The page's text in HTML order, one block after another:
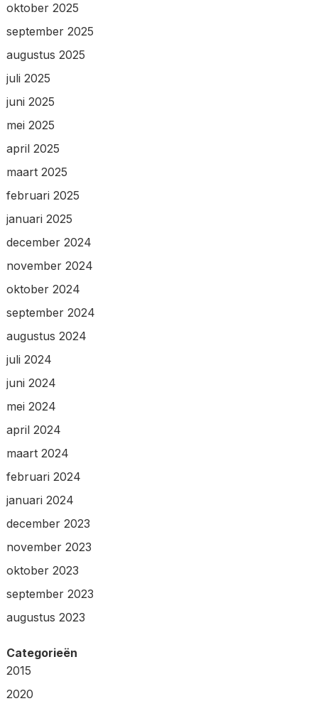
oktober 2025
september 2025
augustus 2025
juli 2025
juni 2025
mei 2025
april 2025
maart 2025
februari 2025
januari 2025
december 2024
november 2024
oktober 2024
september 2024
augustus 2024
juli 2024
juni 2024
mei 2024
april 2024
maart 2024
februari 2024
januari 2024
december 2023
november 2023
oktober 2023
september 2023
augustus 2023
Categorieën
2015
2020